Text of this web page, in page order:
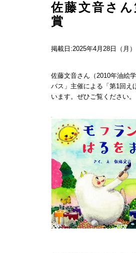
佐藤文音さ
賞
掲載日:2025年4月28日（月）
佐藤文音さん（2010年油絵
バス」主催による「第1回え
います。ぜひご覧ください。